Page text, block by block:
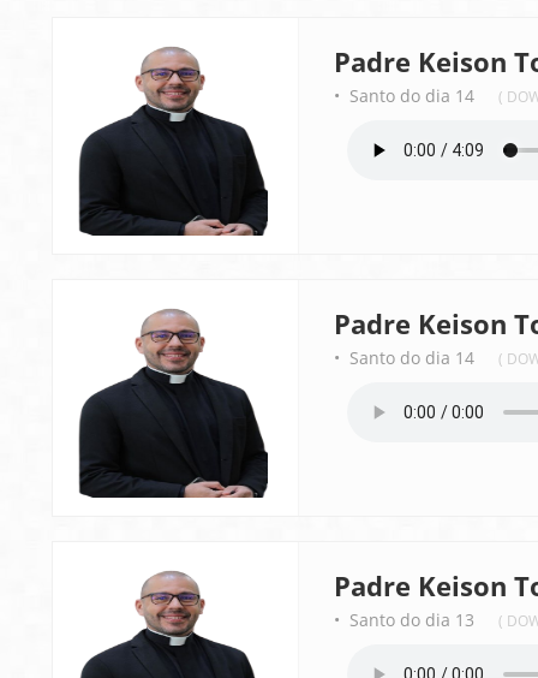
Padre Keison
• Santo do dia 14 (
Padre Keison
• Santo do dia 14 (
Padre Keison
• Santo do dia 13 (